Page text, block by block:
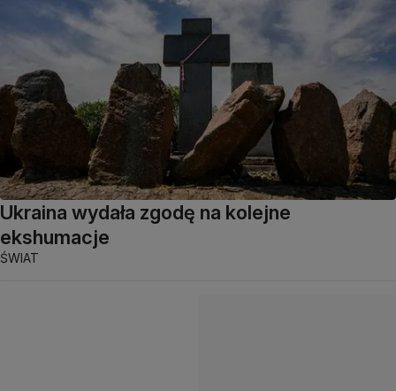
Ukraina wydała zgodę na kolejne
ekshumacje
ŚWIAT